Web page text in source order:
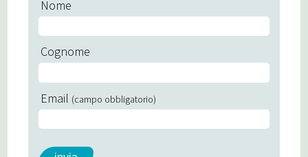
Nome
Cognome
Email (campo obbligatorio)